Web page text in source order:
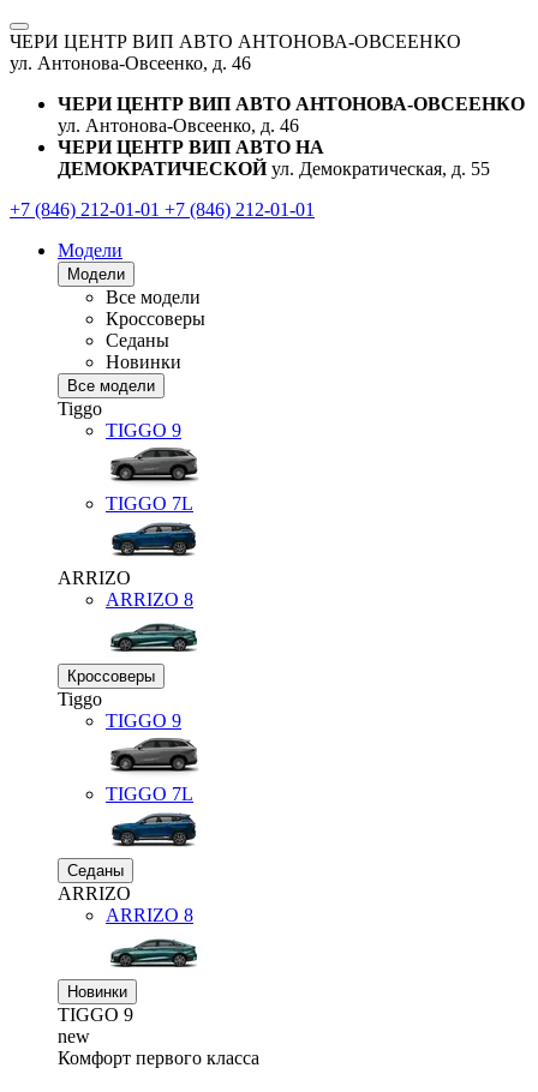
ЧЕРИ ЦЕНТР ВИП АВТО АНТОНОВА-ОВСЕЕНКО
ул. Антонова-Овсеенко, д. 46
ЧЕРИ ЦЕНТР ВИП АВТО АНТОНОВА-ОВСЕЕНКО
ул. Антонова-Овсеенко, д. 46
ЧЕРИ ЦЕНТР ВИП АВТО НА
ДЕМОКРАТИЧЕСКОЙ ул. Демократическая, д. 55
+7 (846) 212-01-01 +7 (846) 212-01-01
Модели
Модели
Все модели
Кроссоверы
Седаны
Новинки
Все модели
Tiggo
TIGGO 9
TIGGO 7L
ARRIZO
ARRIZO 8
Кроссоверы
Tiggo
TIGGO 9
TIGGO 7L
Седаны
ARRIZO
ARRIZO 8
Новинки
TIGGO 9
new
Комфорт первого класса